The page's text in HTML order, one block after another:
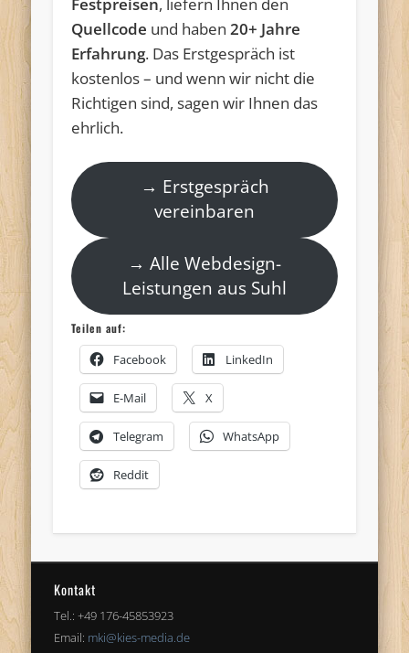
Quellcode und haben20+ Jahre
Erfahrung. Das Erstgespräch ist
kostenlos – und wenn wir nicht die
Richtigen sind, sagen wir Ihnen das
ehrlich.
→ Erstgespräch
vereinbaren
→ Alle Webdesign-
Leistungen aus Suhl
Teilen auf:
Facebook LinkedIn
E-Mail X
Telegram WhatsApp
Reddit
Kontakt
Tel.: +49 176-45853923
Email: mki@kies-media.de